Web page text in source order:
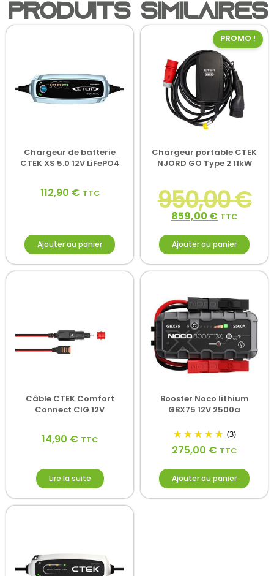
Produits similaires
Chargeur de batterie
CTEK XS 5.0 12V LiFePO4
112,90 € TTC
Ajouter au panier
PROMO !
Chargeur portable CTEK
NJORD GO Type 2 11kW
950,00€
859,00 € TTC
Ajouter au panier
Câble CTEK Comfort
Connect CIG 12V
14,90 € TTC
Lire la suite
Booster Noco lithium
GBX75 12V 2500a
(3)
275,00 € TTC
Ajouter au panier